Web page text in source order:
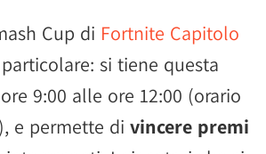
Cup di Fortnite Capitolo
particolare: si tiene questa
9:00 alle ore 12:00 (orario
e permette di vincere premi